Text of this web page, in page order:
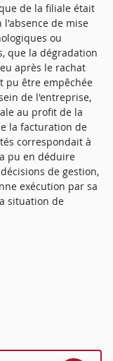
de la filiale était
de mise
ou
que la dégradation
après le rachat
pu être empêchée
de l'entreprise,
au profit de la
la facturation de
correspondait à
pu en déduire
de gestion,
exécution par sa
situation de